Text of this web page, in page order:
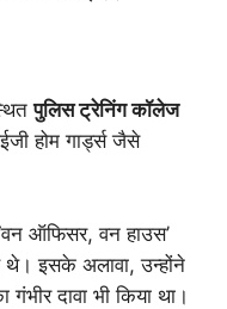
पुलिस ट्रेनिंग कॉलेज
होम गार्ड्स जैसे
ऑफिसर, वन हाउस’
इसके अलावा, उन्होंने
गंभीर दावा भी किया था।